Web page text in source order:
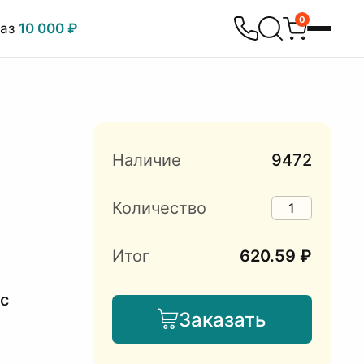
10 000 ₽
0
Наличие 9472
Количество
Итог 620.59 ₽
Заказать